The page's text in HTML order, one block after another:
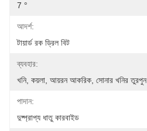
7 °
আদর্শ:
টায়ার্ড রক ড্রিল বিট
ব্যবহার:
খনি, কয়লা, আয়রন আকরিক, সোনার খনির তুরপুন
পাদান:
দুষ্প্রাপ্য ধাতু কারবাইড